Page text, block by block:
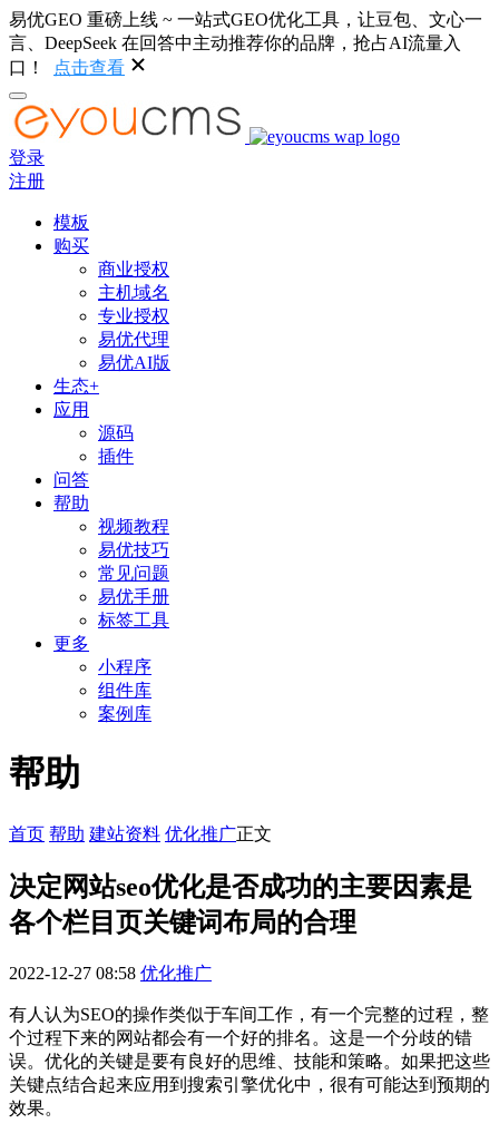
易优GEO 重磅上线 ~ 一站式GEO优化工具，让豆包、文心一
言、DeepSeek 在回答中主动推荐你的品牌，抢占AI流量入
口！
点击查看
登录
注册
模板
购买
商业授权
主机域名
专业授权
易优代理
易优AI版
生态+
应用
源码
插件
问答
帮助
视频教程
易优技巧
常见问题
易优手册
标签工具
更多
小程序
组件库
案例库
帮助
首页 帮助 建站资料 优化推广正文
决定网站seo优化是否成功的主要因素是
各个栏目页关键词布局的合理
2022-12-27 08:58 优化推广
有人认为SEO的操作类似于车间工作，有一个完整的过程，整
个过程下来的网站都会有一个好的排名。这是一个分歧的错
误。优化的关键是要有良好的思维、技能和策略。如果把这些
关键点结合起来应用到搜索引擎优化中，很有可能达到预期的
效果。